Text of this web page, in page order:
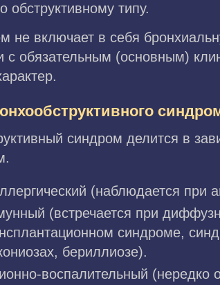
обструктивному типу.
не включает в себя
с обязательным (основным)
синдром делится в
(наблюдается при
(встречается при
синдроме,
бериллиозе).
воспалительный (нередко